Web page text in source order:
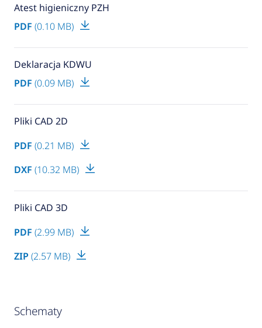
Atest higieniczny PZH
PDF (0.10 MB)
Deklaracja KDWU
PDF (0.09 MB)
Pliki CAD 2D
PDF (0.21 MB)
DXF (10.32 MB)
Pliki CAD 3D
PDF (2.99 MB)
ZIP (2.57 MB)
Schematy